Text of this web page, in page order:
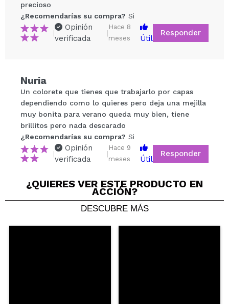
¿Recomendarías su compra? Si No
ENVIAR
precioso
¿Recomendarías su compra? Si
|
Opinión
verificada
|
Hace 8
meses
Útil
Responder
Nuria
Un colorete que tienes que trabajarlo por capas
dependiendo como lo quieres pero deja una mejilla
muy bonita para verano queda muy bien, tiene
brillitos pero nada descarado
¿Recomendarías su compra? Si
|
Opinión
verificada
|
Hace 9
meses
Útil
Responder
Jasmine
No me gusta apenas pigmenta
¿QUIERES VER ESTE PRODUCTO EN
ACCIÓN?
DESCUBRE MÁS